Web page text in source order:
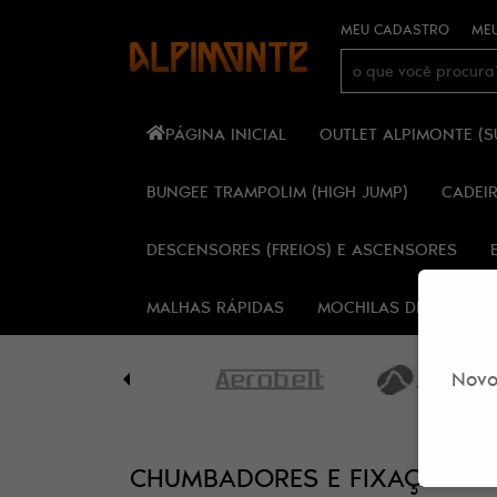
MEU CADASTRO
PÁGINA INICIAL OUTLET ALPIMONTE
BUNGEE TRAMPOLIM (HIGH JUMP)
DESCENSORES (FREIOS) E ASCENSORES
MALHAS RÁPIDAS MOCHILAS DE
CHUMBADORES E FIXAÇÃO